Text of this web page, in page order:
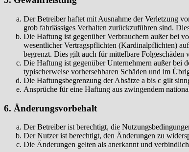
Der Betreiber haftet mit Ausnahme der Verletzung
grob fahrlässiges Verhalten zurückzuführen sind.
Die Haftung ist gegenüber Verbrauchern außer bei
wesentlicher Vertragspflichten (Kardinalpflichten)
begrenzt. Dies gilt auch für mittelbare Folgeschäden
Die Haftung ist gegenüber Unternehmern außer bei
typischerweise vorhersehbaren Schäden und im
Die Haftungsbegrenzung der Absätze a bis c gilt
Ansprüche für eine Haftung aus zwingendem
6. Änderungsvorbehalt
Der Betreiber ist berechtigt, die
Der Nutzer ist berechtigt, den Änderungen zu
Die Änderungen gelten als anerkannt und